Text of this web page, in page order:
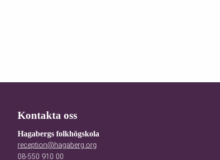
Kontakta oss
Hagabergs folkhögskola
reception@hagaberg.org
08-550 910 00